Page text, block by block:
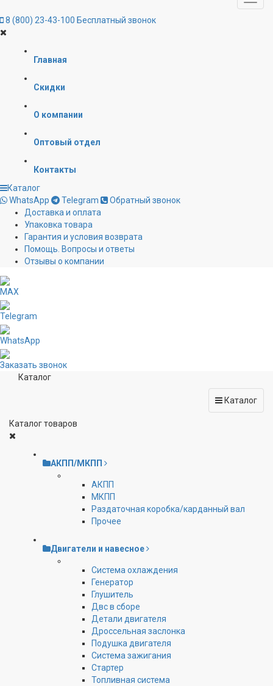
8 (800) 23-43-100 Бесплатный звонок
Главная
Скидки
О компании
Оптовый отдел
Контакты
Каталог
WhatsApp
Telegram
Обратный звонок
Доставка и оплата
Упаковка товара
Гарантия и условия возврата
Помощь. Вопросы и ответы
Отзывы о компании
MAX
Telegram
WhatsApp
Заказать звонок
Каталог
Каталог
Каталог товаров
АКПП/МКПП
АКПП
МКПП
Раздаточная коробка/карданный вал
Прочее
Двигатели и навесное
Cистема охлаждения
Генератор
Глушитель
Двс в сборе
Детали двигателя
Дроссельная заслонка
Подушка двигателя
Система зажигания
Стартер
Топливная система